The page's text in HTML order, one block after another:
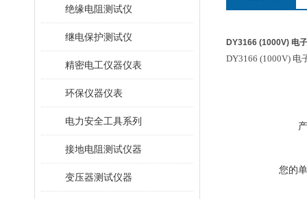
绝缘电阻测试仪
继电保护测试仪
精密电工仪器仪表
环保仪器仪表
电力安全工具系列
接地电阻测试仪器
变压器测试仪器
DY3166 (1000V) 电
DY3166 (1000V) 电
您的